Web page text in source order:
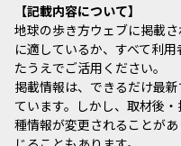
記載内容について
地球の歩き方ウェブに掲載
に適しているか、すべて利
たうえでご活用ください。
掲載情報は、できるだけ最
ています。しかし、取材後
種情報が変更されることが